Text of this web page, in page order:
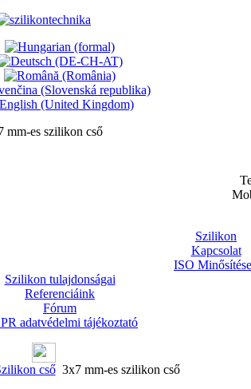
mm-es szilikon cső
Szilikon
Kapcsolat
ISO
Szilikon tulajdonságai
Referenciáink
Fórum
adatvédelmi tájékoztató
cső 3x7 mm-es szilikon cső